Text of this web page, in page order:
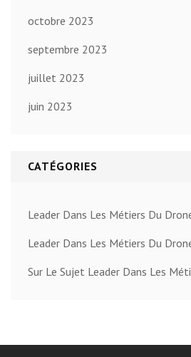
octobre 2023
septembre 2023
juillet 2023
juin 2023
CATÉGORIES
Leader Dans Les Métiers Du
Leader Dans Les Métiers Du
Sur Le Sujet Leader Dans Les